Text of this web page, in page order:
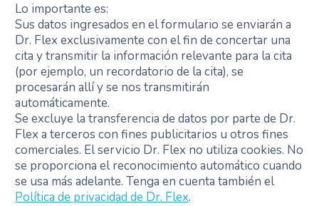
Lo importante es:
Sus datos ingresados en el formulario se enviarán a
Dr. Flex exclusivamente con el fin de concertar una
cita y transmitir la información relevante para la cita
(por ejemplo, un recordatorio de la cita), se
procesarán allí y se nos transmitirán
automáticamente.
Se excluye la transferencia de datos por parte de Dr.
Flex a terceros con fines publicitarios u otros fines
comerciales. El servicio Dr. Flex no utiliza cookies. No
se proporciona el reconocimiento automático cuando
se usa más adelante. Tenga en cuenta también el
Política de privacidad de Dr. Flex.